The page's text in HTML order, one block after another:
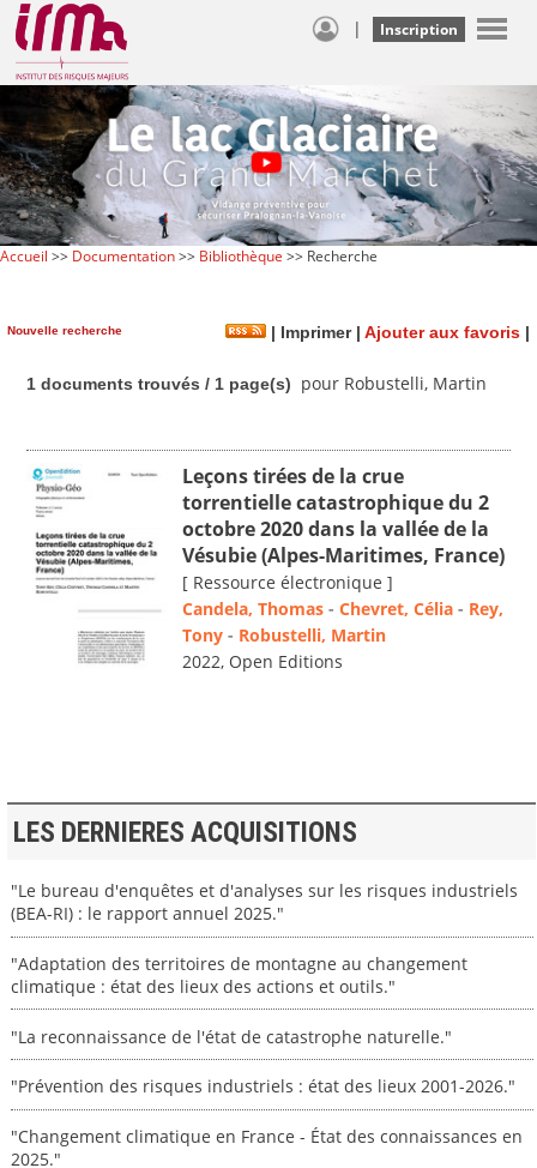
| Inscription
Accueil >> Documentation>> Bibliothèque >> Recherche
Nouvelle recherche | Imprimer| Ajouter aux favoris |
1 documents trouvés / 1 page(s) pour Robustelli, Martin
Leçons tirées de la crue
torrentielle catastrophique du 2
octobre 2020 dans la vallée de la
Vésubie (Alpes-Maritimes, France)
[ Ressource électronique ]
Candela, Thomas - Chevret, Célia - Rey,
Tony - Robustelli, Martin
2022, Open Editions
LES DERNIERES ACQUISITIONS
"Le bureau d'enquêtes et d'analyses sur les risques industriels
(BEA-RI) : le rapport annuel 2025."
"Adaptation des territoires de montagne au changement
climatique : état des lieux des actions et outils."
"La reconnaissance de l'état de catastrophe naturelle."
"Prévention des risques industriels : état des lieux 2001-2026."
"Changement climatique en France - État des connaissances en
2025."